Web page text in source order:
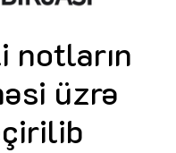
notların
üzrə